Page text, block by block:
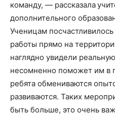
команду, — рассказала
дополнительного
Ученицам
работы прямо на
наглядно увидели
несомненно поможет им в
ребята обмениваются
развиваются. Таких
быть больше, это очень